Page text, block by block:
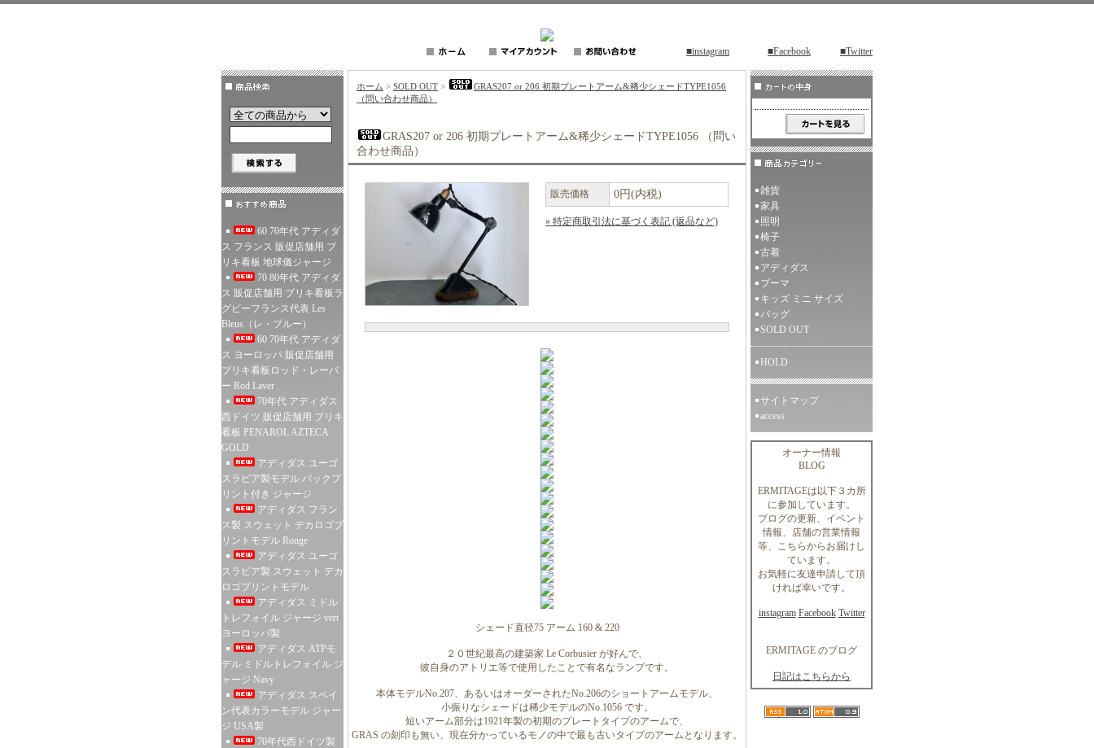
■instagram ■Facebook ■Twitter
60 70年代 アディダ
ス フランス 販促店舗用 ブ
リキ看板 地球儀ジャージ
70 80年代 アディダ
ス 販促店舗用 ブリキ看板ラ
グビーフランス代表 Les
Bleus（レ・ブルー）
60 70年代 アディダ
ス ヨーロッパ 販促店舗用
ブリキ看板ロッド・レーバ
ー Rod Laver
70年代 アディダス
西ドイツ 販促店舗用 ブリキ
看板 PENAROL AZTECA
GOLD
アディダス ユーゴ
スラビア製モデル バックプ
リント付き ジャージ
アディダス フラン
ス製 スウェット デカロゴプ
リントモデル Rouge
アディダス ユーゴ
スラビア製 スウェット デカ
ロゴプリントモデル
アディダス ミドル
トレフォイル ジャージ vert
ヨーロッパ製
アディダス ATPモ
デル ミドルトレフォイル ジ
ャージ Navy
アディダス スペイ
ン代表カラーモデル ジャー
ジ USA製
70年代西ドイツ製
ホーム > SOLD OUT >
GRAS207 or 206 初期プレートアーム&稀少シェードTYPE1056
（問い合わせ商品）
GRAS207 or 206 初期プレートアーム&稀少シェードTYPE1056 （問い
合わせ商品）
販売価格 0円(内税)
» 特定商取引法に基づく表記 (返品など)
シェード直径75 アーム 160 & 220
２０世紀最高の建築家 Le Corbusier が好んで、
彼自身のアトリエ等で使用したことで有名なランプです。
本体モデルNo.207、あるいはオーダーされたNo.206のショートアームモデル、
小振りなシェードは稀少モデルのNo.1056 です。
短いアーム部分は1921年製の初期のプレートタイプのアームで、
GRAS の刻印も無い、現在分かっているモノの中で最も古いタイプのアームとなります。
雑貨
家具
照明
椅子
古着
アディダス
プーマ
キッズ ミニ サイズ
バッグ
SOLD OUT
HOLD
サイトマップ
access
オーナー情報
BLOG
ERMITAGEは以下３カ所
に参加しています。
ブログの更新、イベント
情報、店舗の営業情報
等、こちらからお届けし
ています。
お気軽に友達申請して頂
ければ幸いです。
instagram Facebook Twitter
ERMITAGE のブログ
日記はこちらから